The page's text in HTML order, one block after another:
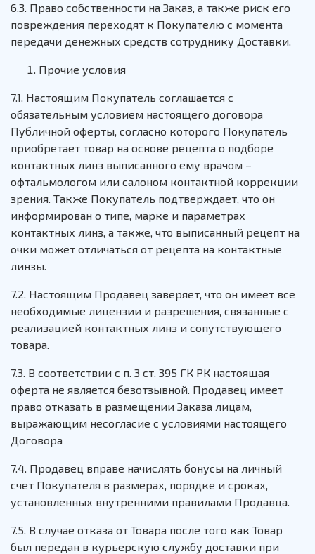
6.3. Право собственности на Заказ, а также риск его
повреждения переходят к Покупателю с момента
передачи денежных средств сотруднику Доставки.
Прочие условия
7.1. Настоящим Покупатель соглашается с
обязательным условием настоящего договора
Публичной оферты, согласно которого Покупатель
приобретает товар на основе рецепта о подборе
контактных линз выписанного ему врачом –
офтальмологом или салоном контактной коррекции
зрения. Также Покупатель подтверждает, что он
информирован о типе, марке и параметрах
контактных линз, а также, что выписанный рецепт на
очки может отличаться от рецепта на контактные
линзы.
7.2. Настоящим Продавец заверяет, что он имеет все
необходимые лицензии и разрешения, связанные с
реализацией контактных линз и сопутствующего
товара.
7.3. В соответствии с п. 3 ст. 395 ГК РК настоящая
оферта не является безотзывной. Продавец имеет
право отказать в размещении Заказа лицам,
выражающим несогласие с условиями настоящего
Договора
7.4. Продавец вправе начислять бонусы на личный
счет Покупателя в размерах, порядке и сроках,
установленных внутренними правилами Продавца.
7.5. В случае отказа от Товара после того как Товар
был передан в курьерскую службу доставки при